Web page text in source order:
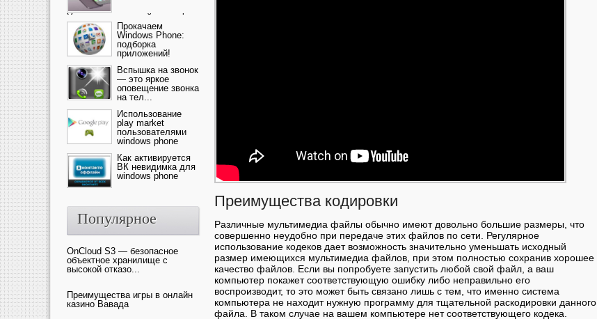
Преимущества кодировки
Различные мультимедиа файлы обычно имеют довольно большие размеры, что
совершенно неудобно при передаче этих файлов по сети. Регулярное
использование кодеков дает возможность значительно уменьшать исходный
размер имеющихся мультимедиа файлов, при этом полностью сохранив хорошее
качество файлов. Если вы попробуете запустить любой свой файл, а ваш
компьютер покажет соответствующую ошибку либо неправильно его
воспроизводит, то это может быть связано лишь с тем, что именно система
компьютера не находит нужную программу для тщательной раскодировки данного
файла. В таком случае на вашем компьютере нет соответствующего кодека.
Ультрасовременный смартфон
— это новика от компании Ap...
Прокачаем
Windows Phone:
подборка
приложений!
Вспышка на звонок
— это яркое
оповещение звонка
на тел...
Использование
play market
пользователями
windows phone
Как активируется
ВК невидимка для
windows phone
Популярное
OnCloud S3 — безопасное
объектное хранилище с
высокой отказо...
Преимущества игры в онлайн
казино Вавада